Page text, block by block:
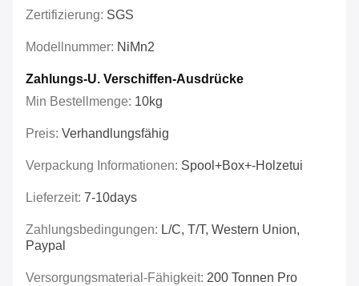
Zertifizierung: SGS
Modellnummer: NiMn2
Zahlungs-U. Verschiffen-Ausdrücke
Min Bestellmenge: 10kg
Preis: Verhandlungsfähig
Verpackung Informationen: Spool+box+-Holzetui
Lieferzeit: 7-10days
Zahlungsbedingungen: L/C, T/T, Western Union,
Paypal
Versorgungsmaterial-Fähigkeit: 200 Tonnen Pro